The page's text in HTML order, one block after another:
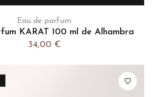
Eau de parfum
KARAT 100 ml de Alhambra
34,00 €